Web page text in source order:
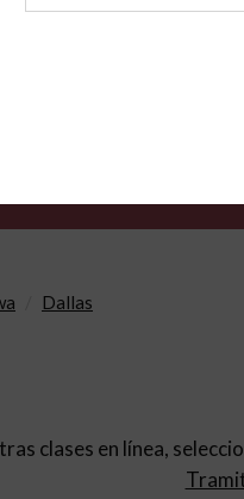
Dallas
clases en línea,